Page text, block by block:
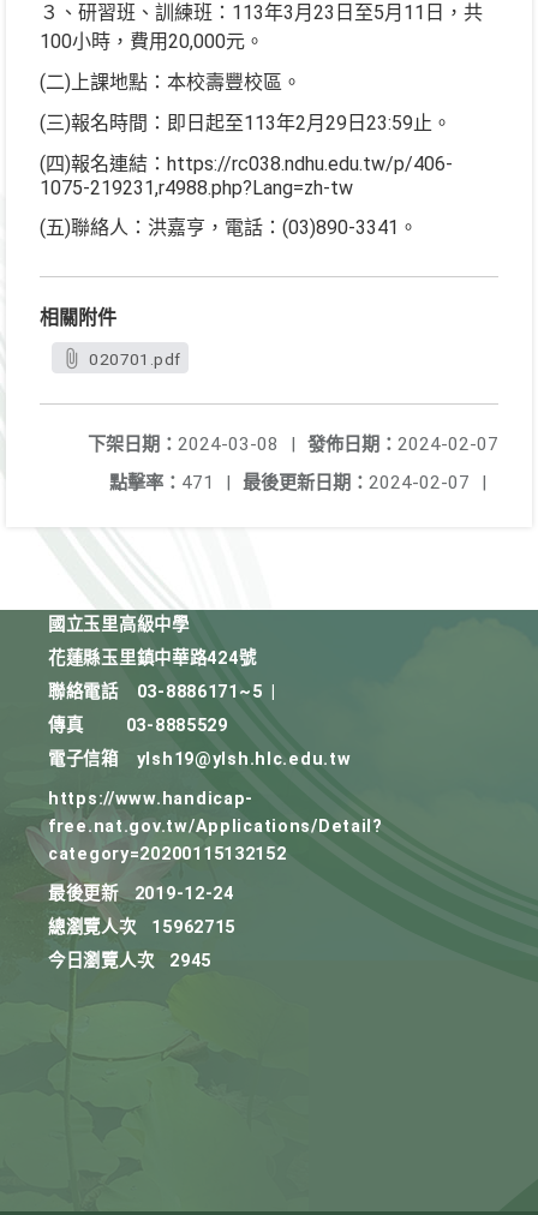
３、研習班、訓練班：113年3月23日至5月11日，共
100小時，費用20,000元。
(二)上課地點：本校壽豐校區。
(三)報名時間：即日起至113年2月29日23:59止。
(四)報名連結：https://rc038.ndhu.edu.tw/p/406-
1075-219231,r4988.php?Lang=zh-tw
(五)聯絡人：洪嘉亨，電話：(03)890-3341。
相關附件
020701.pdf
發佈日期： 2024-02-07
下架日期： 2024-03-08
|
最後更新日期： 2024-02-07 |
點擊率： 471 |
國立玉里高級中學
花蓮縣玉里鎮中華路424號
聯絡電話
03-8886171~5
傳真
03-8885529
電子信箱
ylsh19@ylsh.hlc.edu.tw
https://www.handicap-
free.nat.gov.tw/Applications/Detail?
category=20200115132152
最後更新
2019-12-24
總瀏覽人次
15962715
今日瀏覽人次
2945